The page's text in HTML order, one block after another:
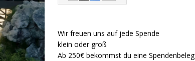
Wir freuen uns auf jede Spende
klein oder groß
Ab 250€ bekommst du eine Spendenbeleg